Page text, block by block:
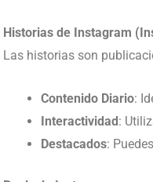
Historias de Instagram
Las historias son
Contenido Diario:
Interactividad:
Destacados: